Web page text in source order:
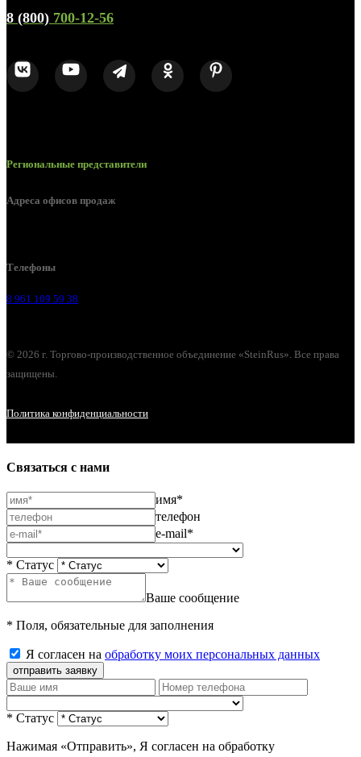
8 (800) 700-12-56
Региональные представители
Адреса офисов продаж
Телефоны
8 961 109 59 38
© 2026 г. Торгово-производственное объединение «SteinRus». Все права
защищены.
Политика конфиденциальности
Связаться с нами
имя*
телефон
e-mail*
* Статус
Ваше сообщение
* Поля, обязательные для заполнения
Я согласен на обработку моих персональных данных
отправить заявку
* Статус
Нажимая «Отправить», Я согласен на обработку